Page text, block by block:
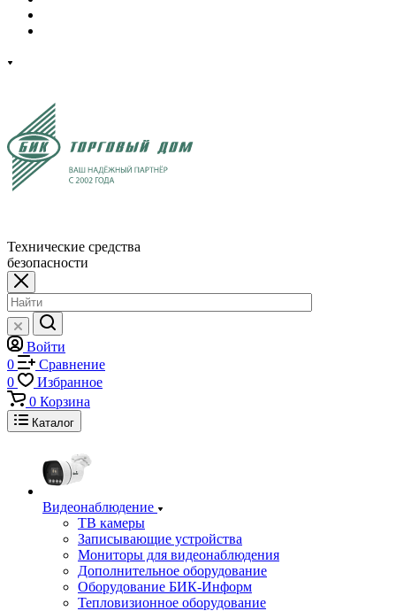
Технические средства
безопасности
Войти
0
Сравнение
0
Избранное
0 Корзина
Каталог
Видеонаблюдение
ТВ камеры
Записывающие устройства
Мониторы для видеонаблюдения
Дополнительное оборудование
Оборудование БИК-Информ
Тепловизионное оборудование